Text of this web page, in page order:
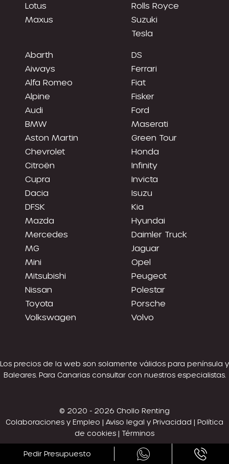
Lotus
Maxus
Abarth
Aiways
Alfa Romeo
Alpine
Audi
BMW
Aston Martin
Chevrolet
Citroën
Cupra
Dacia
DFSK
Mazda
Mercedes
MG
Mini
Mitsubishi
Nissan
Toyota
Volkswagen
DS
Ferrari
Fiat
Fisker
Ford
Maserati
Green Tour
Honda
Infinity
Invicta
Isuzu
Kia
Hyundai
Daimler Truck
Jaguar
Opel
Peugeot
Polestar
Porsche
Volvo
Rolls Royce
Suzuki
Tesla
Los precios de la web son solamente válidos para península y
Baleares. Para Canarias consultar con nuestros especialistas.
© 2020 - 2026 Chollo Renting
Colaboraciones y Empleo | Aviso legal y Privacidad | Política
de cookies | Términos
Pedir Presupuesto